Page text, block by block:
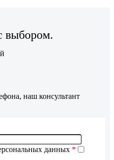
выбором.
наш консультант
данных *